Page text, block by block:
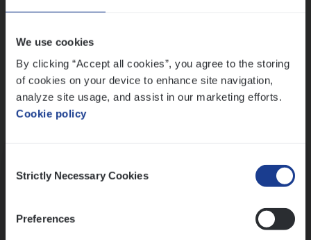
We use cookies
By clicking “Accept all cookies”, you agree to the storing
of cookies on your device to enhance site navigation,
analyze site usage, and assist in our marketing efforts.
Cookie policy
Selection
Strictly Necessary Cookies
Preferences